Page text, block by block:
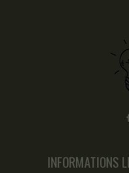
INFORMATIONS